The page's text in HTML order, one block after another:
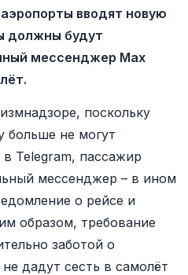
вводят новую
должны будут
мессенджер Max
поскольку
больше не могут
Telegram, пассажир
мессенджер – в ином
о рейсе и
образом, требование
заботой о
дадут сесть в самолёт